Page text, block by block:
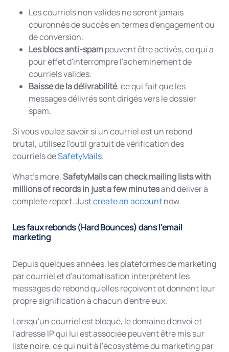
Les courriels non valides ne seront jamais
couronnés de succès en termes d'engagement ou
de conversion.
Les blocs anti-spampeuvent être activés, ce qui a
pour effet d'interrompre l'acheminement de
courriels valides.
Baisse de la délivrabilité, ce qui fait que les
messages délivrés sont dirigés vers le dossier
spam.
Si vous voulez savoir si un courriel est un rebond
brutal, utilisez l'outil gratuit de vérification des
courriels deSafetyMails.
What's more,SafetyMails can check mailing lists with
millions of records in just a few minutesand deliver a
complete report. Justcreate an accountnow.
Les faux rebonds (Hard Bounces) dans l'email
marketing
Depuis quelques années, les plateformes de marketing
par courriel et d'automatisation interprètent les
messages de rebond qu'elles reçoivent et donnent leur
propre signification à chacun d'entre eux.
Lorsqu'un courriel est bloqué, le domaine d'envoi et
l'adresse IP qui lui est associée peuvent être mis sur
liste noire, ce qui nuit à l'écosystème du marketing par